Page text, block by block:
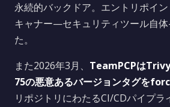
永続的バックドア。エントリポイ
キャナー—セキュリティツール自
た。
また2026年3月、 TeamPCPは
75の悪意あるバージョンタグを
リポジトリにわたるCI/CDパイプラ